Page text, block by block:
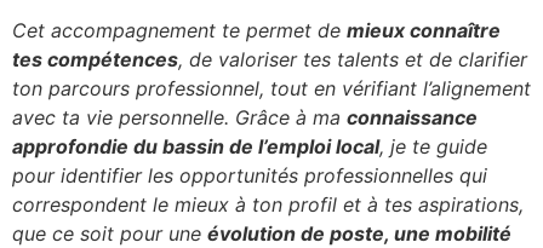
Cet accompagnement te permet de mieux connaître
tes compétences, de valoriser tes talents et de clarifier
ton parcours professionnel, tout en vérifiant l’alignement
avec ta vie personnelle. Grâce à ma connaissance
approfondie du bassin de l’emploi local, je te guide
pour identifier les opportunités professionnelles qui
correspondent le mieux à ton profil et à tes aspirations,
que ce soit pour une évolution de poste, une mobilité